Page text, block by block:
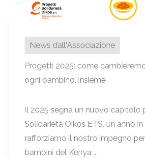
News dall'Associazione
Progetti 2025: come
ogni bambino, insieme
Il 2025 segna un nuovo capitolo
Solidarietà Oikos ETS, un anno in
rafforziamo il nostro impegno
bambini del Kenya ...